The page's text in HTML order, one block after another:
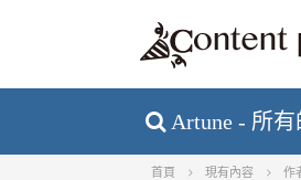
Artune - 所
首頁 現有內容 作